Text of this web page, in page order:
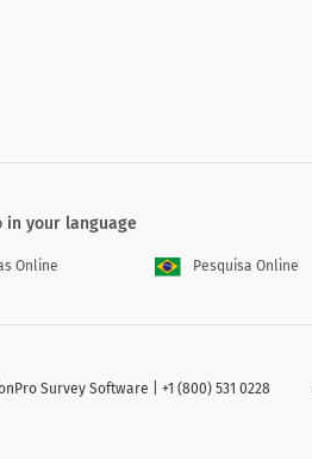
in your language
Online Pesquisa Online
Survey Software | +1 (800) 531 0228